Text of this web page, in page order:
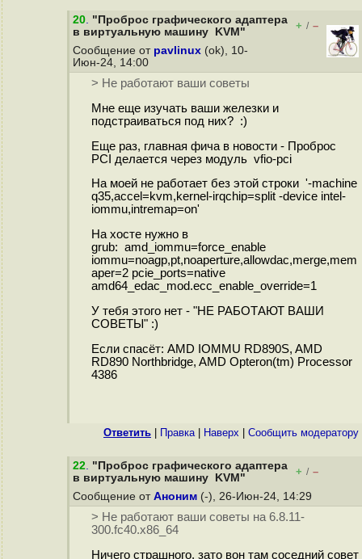
20. "Проброс графического адаптера
в виртуальную машину KVM"
+ / –
Сообщение от pavlinux (ok), 10-
Июн-24, 14:00
> Не работают ваши советы
Мне еще изучать ваши железки и
подстраиваться под них? :)
Еще раз, главная фича в новости - Проброс
PCI делается через модуль vfio-pci
На моей не работает без этой строки '-machine
q35,accel=kvm,kernel-irqchip=split -device intel-
iommu,intremap=on'
На хосте нужно в
grub: amd_iommu=force_enable
iommu=noagp,pt,noaperture,allowdac,merge,mem
aper=2 pcie_ports=native
amd64_edac_mod.ecc_enable_override=1
У тебя этого нет - "НЕ РАБОТАЮТ ВАШИ
СОВЕТЫ" :)
Если спасëт: AMD IOMMU RD890S, AMD
RD890 Northbridge, AMD Opteron(tm) Processor
4386
Ответить Правка| Наверх Cообщить модератору
22. "Проброс графического адаптера
в виртуальную машину KVM"
+ / –
Сообщение от Аноним (-), 26-Июн-24, 14:29
> Не работают ваши советы на 6.8.11-
300.fc40.x86_64
Ничего страшного, зато вон там соседний совет